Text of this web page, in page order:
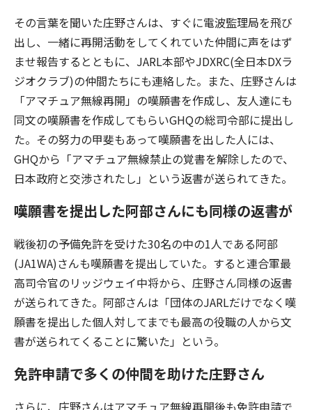
その言葉を聞いた庄野さんは、すぐに電波監理局を飛び
出し、一緒に再開活動をしてくれていた仲間に声をはず
ませ報告するとともに、JARL本部やJDXRC(全日本DXラ
ジオクラブ)の仲間たちにも連絡した。また、庄野さんは
「アマチュア無線再開」の嘆願書を作成し、友人達にも
同文の嘆願書を作成してもらいGHQの総司令部に提出し
た。その努力の甲斐もあって嘆願書を出した人には、
GHQから「アマチュア無線禁止の覚書を解除したので、
日本政府と交渉されたし」という返書が送られてきた。
嘆願書を提出した阿部さんにも同様の返書が
戦後初の予備免許を受けた30名の中の1人である阿部
(JA1WA)さんも嘆願書を提出していた。すると連合軍最
高司令官のリッジウェイ中将から、庄野さん同様の返書
が送られてきた。阿部さんは「団体のJARLだけでなく嘆
願書を提出した個人対してまでも最高の役職の人から文
書が送られてくることに驚いた」という。
免許申請で多くの仲間を助けた庄野さん
さらに、庄野さんはアマチュア無線再開後も免許申請で